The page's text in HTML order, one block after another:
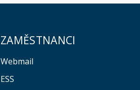
ZAMĚSTNANCI
Webmail
ESS